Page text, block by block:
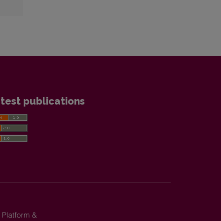
publications